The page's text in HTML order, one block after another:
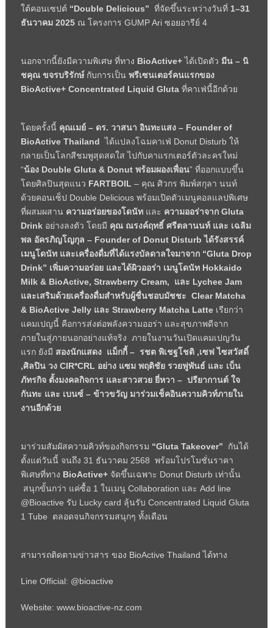
ใต้คอนเซปต์ “Double Delicious” ที่จัดขึ้นระหว่างวันที่ 1–31
ธันวาคม 2025ณ โครงการ GUMP Ari ซอยอารีย์ 4
นอกจากนี้ยังมีความพิเศษ ที่ทาง BioActive+ได้เปิดตัว มีน – นิ
ชคุณ ขจรบริรักษ์ กับการเป็น พรีเซนเตอร์คนแรกของ
BioActive+ Concentrated Liquid Glutaที่คาเฟ่นี้อีกด้วย
โดยครั้งนี้ คุณเมย์ – ดร. วาสนา อินทะแสง – Founder of
BioActive Thailand ได้แปลงโฉมคาเฟ่ Donut Disturb ให้
กลายเป็นโลกสีชมพูสุดสดใส ไปกับคาแรกเตอร์ตัวละครใหม่
“น้อง Double Gluta & Donut พร้อมผองเพื่อน” ที่ออกแบบขึ้น
โดยศิลปินสุดแนว FARTBOIL – คุณ ศิวกร พิมพ์สกุลา นนท์
ด้วยคอนเซ็ป Double Delicious พร้อมเปิดตัวเมนูคอลแลปพิเศษ
ที่ผสมผสาน ความอร่อยของโดนัทและ ความออร่าจาก Gluta
Drinkอย่างลงตัว โดยมี คุณ ณรงค์ฤทธิ์ ศรีตลานนท์ และ เฉลิม
พล อัครภิญโญกุล – Founder of Donut Disturb ได้รังสรรค์
เมนูโดนัท และเครื่องดื่มที่ได้แรงบัลดาลใจมาจาก “Gluta Drop
Drink” เพิ่มความอร่อย และได้ผิวออร่า เมนูโดนัท Hokkaido
Milk & BioActive, Strawberry Cream, และ Lychee Jam
และเสริมด้วยเครื่องดื่มสำหรับผู้ชื่นชอบมัชชะ Clear Matcha
& BioActive Jelly และ Strawberry Matcha Latte เรียกว่า
แคมเปญนี้ คือการส่งต่อพลังความออร่า และสุขภาพดีจาก
ภายในสู่ภายนอกอย่างแท้จริง ภายในงานวันเปิดแคมเปญวัน
แรก ยังมี สองนักแสดง แม็กกี้ – รชต พิเชฐโชติ,เซฟ ไซสวัสดิ์
,ศิลปิน วง CIR*CRL อย่าง แซม พฤติชัย รวยฟูพันธ์ และ เบ็น
ภัทรกิจ ตั้งมงคลกิจการ และสาวสวย ยี่หวา – ปรียากานต์ ใจ
กันทะ และ เบนซ์ – ข้าวขวัญ มาร่วมเช็คอินความคิวท์ภายใน
งานอีกด้วย
มาร่วมสัมผัสความคิวท์ของกิจกรรม “Gluta Takeover” กันได้
ตั้งแต่วันนี้ จนถึง 31 ธันวาคม 2568 พร้อมโปรโมชั่นราคา
พิเศษที่ทาง BioActive+จัดขึ้นเฉพาะ Donut Disturb เท่านั้น
สนุกขั้นกว่า แค่ซื้อ 1 ในเมนู Collaboration และ Add line
@Bioactive รับ Lucky card ลุ้นรับ Concentrated Liquid Gluta
1 Tube ตลอดจนกิจกรรมสนุกๆ ทั้งเดือน
สามารถติดตามข่าวสาร ของ BioActive Thailand ได้ทาง
Line Official: @bioactive
Website: www.bioactive-nz.com